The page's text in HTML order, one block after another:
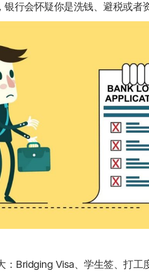
行会怀疑你是洗钱、避税或者
Bridging Visa、学生签、打工